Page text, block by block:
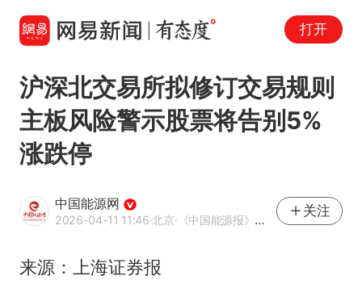
打开
沪深北交易所拟修订交易规则
主板风险警示股票将告别5%
涨跌停
中国能源网
2026-04-11 11:46·北京·《中国能源报》官方账号
关注
来源：上海证券报